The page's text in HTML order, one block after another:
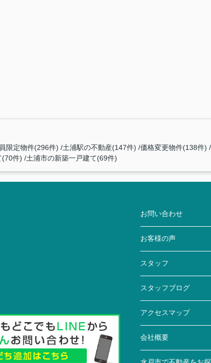
限定物件(296件) 土浦駅の不動産(147件) 価格変更物件(138件)
(70件) 土浦市の新築一戸建て(69件)
お問い合わせ
お客様の声
スタッフ
スタッフブログ
アクセスマップ
会社概要